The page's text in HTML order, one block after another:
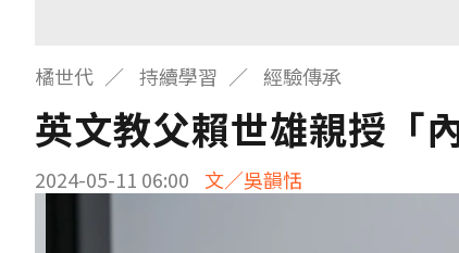
橘世代 持續學習 經驗傳承
英文教父賴世雄親授「
2024-05-11 06:00 文／吳韻恬